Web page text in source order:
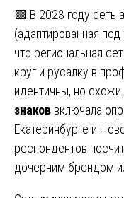
🟩 В 2023 году сеть
(адаптированная
что региональная
круг и русалку в
идентичны, но схожи.
знаков включала
Екатеринбурге и
респондентов
дочерним брендом